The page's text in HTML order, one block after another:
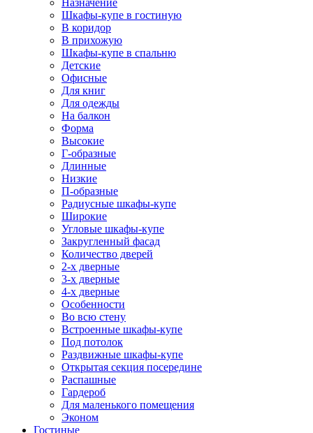
Назначение
Шкафы-купе в гостиную
В коридор
В прихожую
Шкафы-купе в спальню
Детские
Офисные
Для книг
Для одежды
На балкон
Форма
Высокие
Г-образные
Длинные
Низкие
П-образные
Радиусные шкафы-купе
Широкие
Угловые шкафы-купе
Закругленный фасад
Количество дверей
2-х дверные
3-х дверные
4-х дверные
Особенности
Во всю стену
Встроенные шкафы-купе
Под потолок
Раздвижные шкафы-купе
Открытая секция посередине
Распашные
Гардероб
Для маленького помещения
Эконом
Гостиные